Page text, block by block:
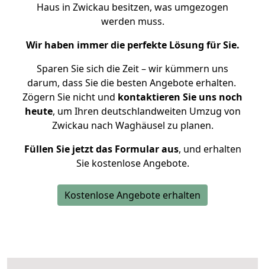
Haus in Zwickau besitzen, was umgezogen
werden muss.
Wir haben immer die perfekte Lösung für Sie.
Sparen Sie sich die Zeit – wir kümmern uns
darum, dass Sie die besten Angebote erhalten.
Zögern Sie nicht und kontaktieren Sie uns noch
heute, um Ihren deutschlandweiten Umzug von
Zwickau nach Waghäusel zu planen.
Füllen Sie jetzt das Formular aus, und erhalten
Sie kostenlose Angebote.
Kostenlose Angebote erhalten